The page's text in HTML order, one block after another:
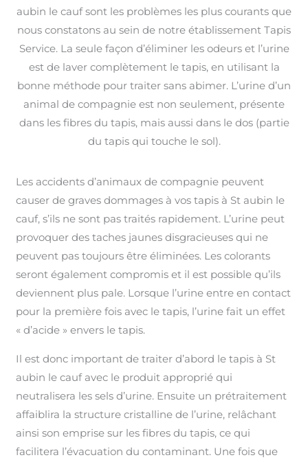
aubin le cauf sont les problèmes les plus courants que
nous constatons au sein de notre établissement Tapis
Service. La seule façon d’éliminer les odeurs et l’urine
est de laver complètement le tapis, en utilisant la
bonne méthode pour traiter sans abimer. L’urine d’un
animal de compagnie est non seulement, présente
dans les fibres du tapis, mais aussi dans le dos (partie
du tapis qui touche le sol).
Les accidents d’animaux de compagnie peuvent
causer de graves dommages à vos tapis à St aubin le
cauf, s’ils ne sont pas traités rapidement. L’urine peut
provoquer des taches jaunes disgracieuses qui ne
peuvent pas toujours être éliminées. Les colorants
seront également compromis et il est possible qu’ils
deviennent plus pale. Lorsque l’urine entre en contact
pour la première fois avec le tapis, l’urine fait un effet
« d’acide » envers le tapis.
Il est donc important de traiter d’abord le tapis à St
aubin le cauf avec le produit approprié qui
neutralisera les sels d’urine. Ensuite un prétraitement
affaiblira la structure cristalline de l’urine, relâchant
ainsi son emprise sur les fibres du tapis, ce qui
facilitera l’évacuation du contaminant. Une fois que